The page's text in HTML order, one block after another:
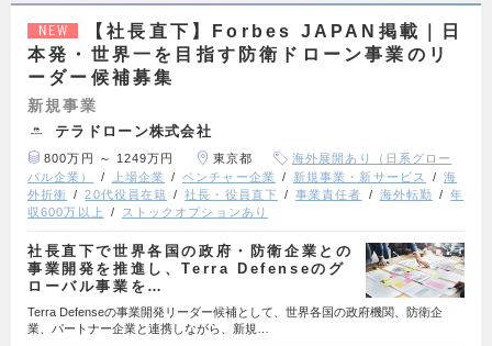
NEW
【社長直下】Forbes JAPAN掲載｜日
本発・世界一を目指す防衛ドローン事業のリ
ーダー候補募集
新規事業
テラドローン株式会社
800万円 ～ 1249万円 東京都
海外展開あり（日系グロー
バル企業）
上場企業 ベンチャー企業 新規事業・新サービス
海
外折衝
20代役員在籍 社長・役員直下 事業責任者 海外転勤
年
収600万以上
ストックオプションあり
社長直下で世界各国の政府・防衛企業との
事業開発を推進し、Terra Defenseのグ
ローバル事業を…
Terra Defenseの事業開発リーダー候補として、世界各国の政府機関、防衛企
業、パートナー企業と連携しながら、新規…